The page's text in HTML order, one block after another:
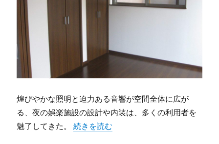
煌びやかな照明と迫力ある音響が空間全体に広が
る、夜の娯楽施設の設計や内装は、多くの利用者を
魅了してきた。“輝く空間創造と進化するナイトクラブ
続きを読む